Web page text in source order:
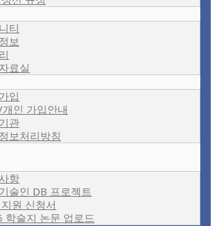
티
보
료실
입
인 가입안내
관
보처리방침
항
술인 DB 프로젝트
원 신청서
학술지 논문 업로드